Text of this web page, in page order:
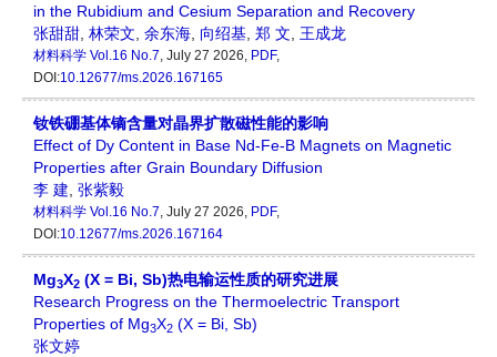
in the Rubidium and Cesium Separation and Recovery
张甜甜 林荣文 余东海 向绍基 郑 文 王成龙
材料科学 Vol.16 No.7, July 27 2026, PDF,
DOI:10.12677/ms.2026.167165
钕铁硼基体镝含量对晶界扩散磁性能的影响
Effect of Dy Content in Base Nd-Fe-B Magnets on Magnetic
Properties after Grain Boundary Diffusion
李 建 张紫毅
材料科学 Vol.16 No.7, July 27 2026, PDF,
DOI:10.12677/ms.2026.167164
Mg3X2 (X = Bi, Sb)热电输运性质的研究进展
Research Progress on the Thermoelectric Transport
Properties of Mg3X2 (X = Bi, Sb)
张文婷